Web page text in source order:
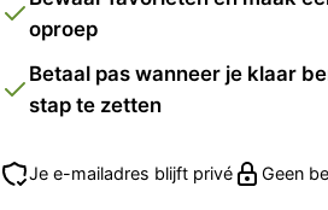
oproep
Betaal pas wanneer je klaar
stap te zetten
Je e-mailadres blijft privé Geen